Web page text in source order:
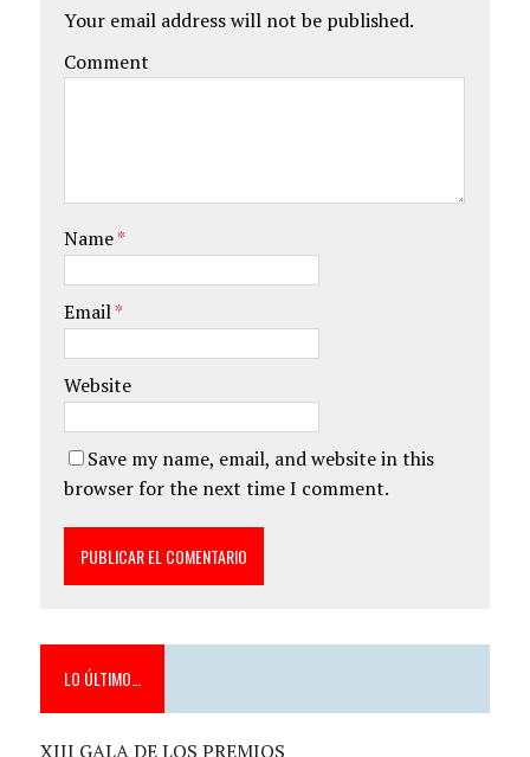
Your email address will not be published.
Comment
Name*
Email*
Website
Save my name, email, and website in this
browser for the next time I comment.
LO ÚLTIMO…
XIII GALA DE LOS PREMIOS